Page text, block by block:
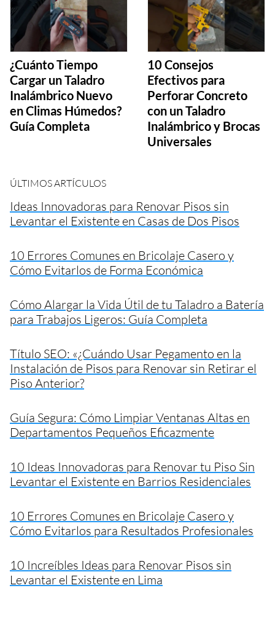
¿Cuánto Tiempo
Cargar un Taladro
Inalámbrico Nuevo
en Climas Húmedos?
Guía Completa
10 Consejos
Efectivos para
Perforar Concreto
con un Taladro
Inalámbrico y Brocas
Universales
ÚLTIMOS ARTÍCULOS
Ideas Innovadoras para Renovar Pisos sin
Levantar el Existente en Casas de Dos Pisos
10 Errores Comunes en Bricolaje Casero y
Cómo Evitarlos de Forma Económica
Cómo Alargar la Vida Útil de tu Taladro a Batería
para Trabajos Ligeros: Guía Completa
Título SEO: «¿Cuándo Usar Pegamento en la
Instalación de Pisos para Renovar sin Retirar el
Piso Anterior?
Guía Segura: Cómo Limpiar Ventanas Altas en
Departamentos Pequeños Eficazmente
10 Ideas Innovadoras para Renovar tu Piso Sin
Levantar el Existente en Barrios Residenciales
10 Errores Comunes en Bricolaje Casero y
Cómo Evitarlos para Resultados Profesionales
10 Increíbles Ideas para Renovar Pisos sin
Levantar el Existente en Lima